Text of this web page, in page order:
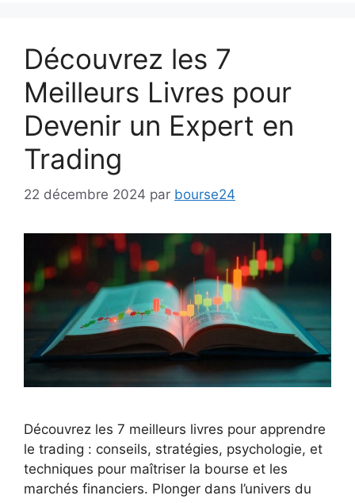
Découvrez les 7
Meilleurs Livres pour
Devenir un Expert en
Trading
22 décembre 2024 par bourse24
Découvrez les 7 meilleurs livres pour apprendre
le trading : conseils, stratégies, psychologie, et
techniques pour maîtriser la bourse et les
marchés financiers. Plonger dans l’univers du